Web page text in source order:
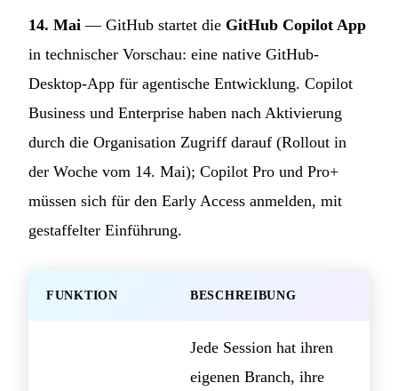
14. Mai — GitHub startet die GitHub Copilot App
in technischer Vorschau: eine native GitHub-
Desktop-App für agentische Entwicklung. Copilot
Business und Enterprise haben nach Aktivierung
durch die Organisation Zugriff darauf (Rollout in
der Woche vom 14. Mai); Copilot Pro und Pro+
müssen sich für den Early Access anmelden, mit
gestaffelter Einführung.
FUNKTION BESCHREIBUNG
Jede Session hat ihren
eigenen Branch, ihre